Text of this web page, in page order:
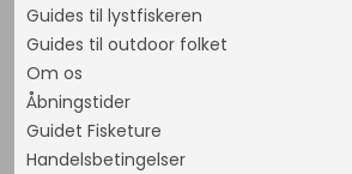
Guides til lystfiskeren
Guides til outdoor folket
Om os
Åbningstider
Guidet Fisketure
Handelsbetingelser